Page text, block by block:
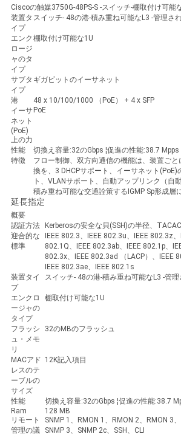
ニ
ュ
ー
ス
事
件
SITEMAP
プ
イ
バ
シ
ー
ポ
リ
Ciscoの触媒3750G-48PS-S -スイッチ-棚取付け可能
装置タ
イプ
スイッチ- 48の港-積み重ね可能なL3 -管理さ
エンク
ロージ
ャのタ
イプ
棚取付け可能な1U
サブタ
イプ
ギガビットのイーサネット
港
48 x 10/100/1000 （PoE） + 4 x SFP
イーサ
ネット
(PoE)
上の力
PoE
性能
切換え容量:32のGbps ¦促進の性能:38.7 Mpps
特徴
フロー制御、双方向通信の機能は、装置ご
換を、3 DHCPサポート、イーサネット(PoE)
ト、VLANサポート、自動アップリンク（自
積み重ね可能な交通詮策するIGMP Sp形成層
延長指定
概要
認証方法
Kerberosの安全な貝(SSH)の半径、
迎合的な
標準
IEEE 802.3、IEEE 802.3u、IEEE 802.3z
802.1Q、IEEE 802.3ab、IEEE 802.1p、
802.3x、IEEE 802.3ad （LACP）、IEEE
IEEE 802.3ae、IEEE 802.1s
装置タイ
プ
スイッチ- 48の港-積み重ね可能なL3 -管理
エンクロ
ージャの
タイプ
棚取付け可能な1U
フラッシ
ュ・メモ
リ
32のMBのフラッシュ
MACアド
レスのテ
ーブルの
サイズ
12K記入項目
性能
切換え容量:32のGbps ¦促進の性能:38.7
Ram
128 MB
リモート
管理の議
SNMP 1、RMON 1、RMON 2、RMON 3
SNMP 3、SNMP 2c、SSH、CLI